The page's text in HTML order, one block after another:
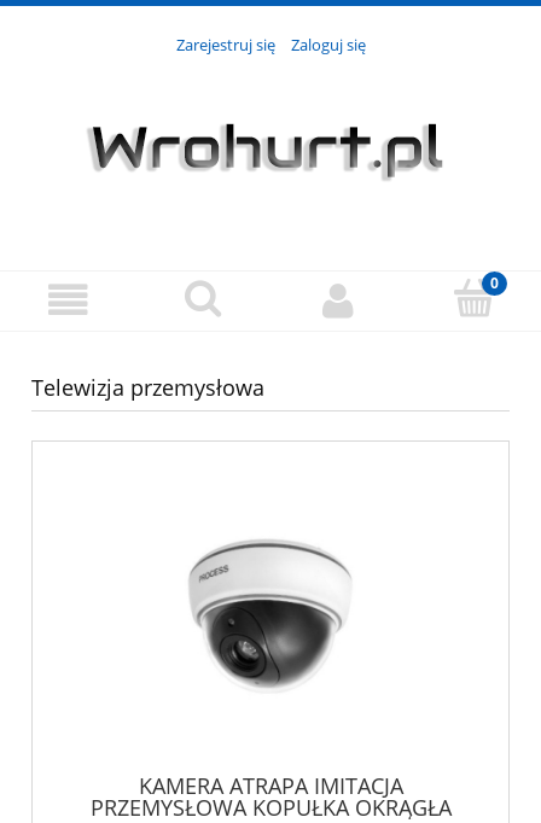
Zarejestruj się Zaloguj się
Telewizja przemysłowa
KAMERA ATRAPA IMITACJA
PRZEMYSŁOWA KOPUŁKA OKRĄGŁA